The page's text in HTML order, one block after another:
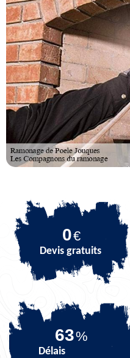
0€
Devis gratuits
79%
Délais